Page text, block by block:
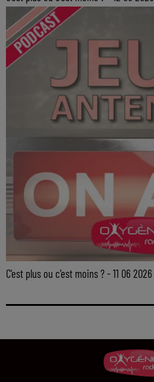
C'est plus ou c'est moins ? - 11 06 2026